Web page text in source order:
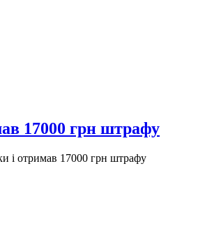
17000 грн штрафу
і отримав 17000 грн штрафу